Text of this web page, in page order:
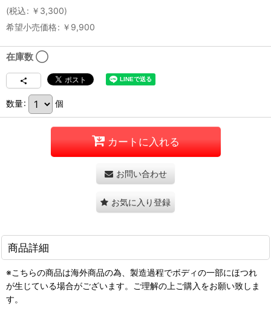
(税込: ￥ 3,300)
希望小売価格: ￥ 9,900
在庫数 ◯
数量: 個
カートに入れる
お問い合わせ
お気に入り登録
商品詳細
※こちらの商品は海外商品の為、製造過程でボディの一部にほつれ
が生じている場合がございます。ご理解の上ご購入をお願い致しま
す。